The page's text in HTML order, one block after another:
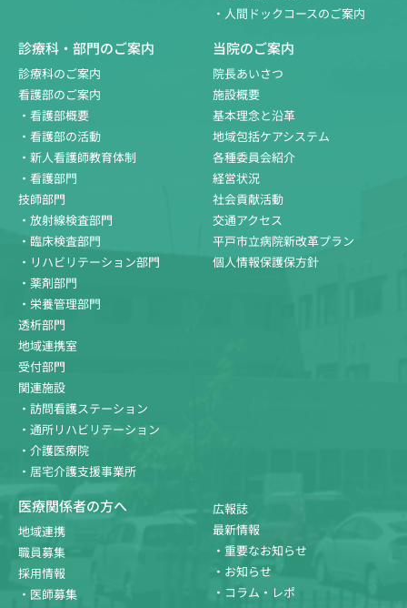
・人間ドックコースのご案内
診療科・部門のご案内
診療科のご案内
看護部のご案内
・看護部概要
・看護部の活動
・新人看護師教育体制
・看護部門
技師部門
・放射線検査部門
・臨床検査部門
・リハビリテーション部門
・薬剤部門
・栄養管理部門
透析部門
地域連携室
受付部門
関連施設
・訪問看護ステーション
・通所リハビリテーション
・介護医療院
・居宅介護支援事業所
当院のご案内
院長あいさつ
施設概要
基本理念と沿革
地域包括ケアシステム
各種委員会紹介
経営状況
社会貢献活動
交通アクセス
平戸市立病院新改革プラン
個人情報保護保方針
医療関係者の方へ
地域連携
職員募集
採用情報
・医師募集
広報誌
最新情報
・重要なお知らせ
・お知らせ
・コラム・レポ